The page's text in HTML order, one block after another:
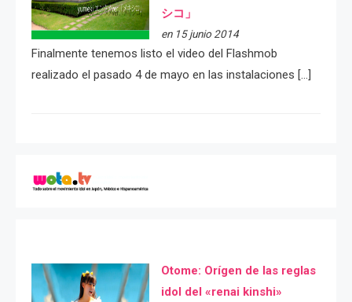
シコ」
en 15 junio 2014
Finalmente tenemos listo el video del Flashmob
realizado el pasado 4 de mayo en las instalaciones […]
Otome: Orígen de las reglas
idol del «renai kinshi»